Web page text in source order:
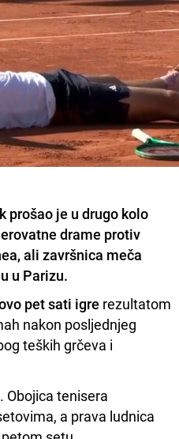
prošao je u drugo kolo
drame protiv
ali završnica meča
u Parizu.
pet sati igre rezultatom
nakon posljednjeg
teških grčeva i
Obojica tenisera
a prava ludnica